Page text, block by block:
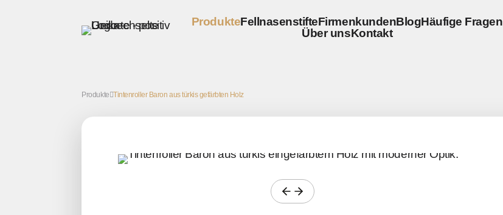
Produkte
Kugelschreiber
Füller
Tintenroller
Kugelschreiber
FellnasenstifteFirmenkundenBlogHäufige Fragen
Über unsKontakt
Produkte Tintenroller Baron aus türkis gefärbten Holz